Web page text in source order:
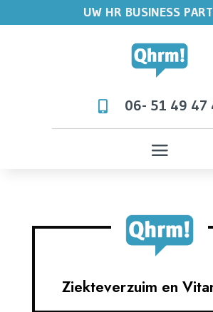
UW HR BUSINESS
 06- 51 49 47
Ziekteverzuim en